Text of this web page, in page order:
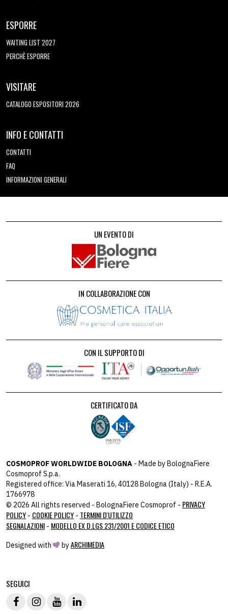
ESPORRE
WAITING LIST 2027
PERCHÈ ESPORRE
VISITARE
CATALOGO ESPOSITORI 2026
INFO E CONTATTI
CONTATTI
FAQ
INFORMAZIONI GENERALI
UN EVENTO DI
IN COLLABORAZIONE CON
CON IL SUPPORTO DI
CERTIFICATO DA
COSMOPROF WORLDWIDE BOLOGNA - Made by BolognaFiere
Cosmoprof S.p.a.
Registered office: Via Maserati 16, 40128 Bologna (Italy) - R.E.A.
1766978
© 2026 All rights reserved - BolognaFiere Cosmoprof - PRIVACY
POLICY - COOKIE POLICY - TERMINI D'UTILIZZO
SEGNALAZIONI - MODELLO EX D.LGS 231/2001 E CODICE ETICO
Designed with byARCHIMEDIA
SEGUICI